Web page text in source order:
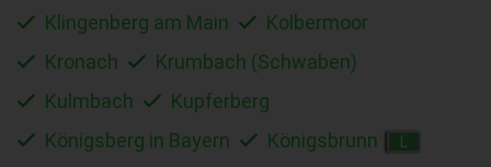
Klingenberg am Main
Kolbermoor
Kronach
Krumbach (Schwaben)
Kulmbach
Kupferberg
Königsberg in Bayern
Königsbrunn